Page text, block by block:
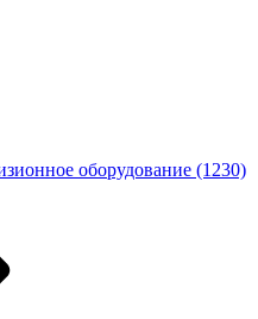
оборудование (1230)